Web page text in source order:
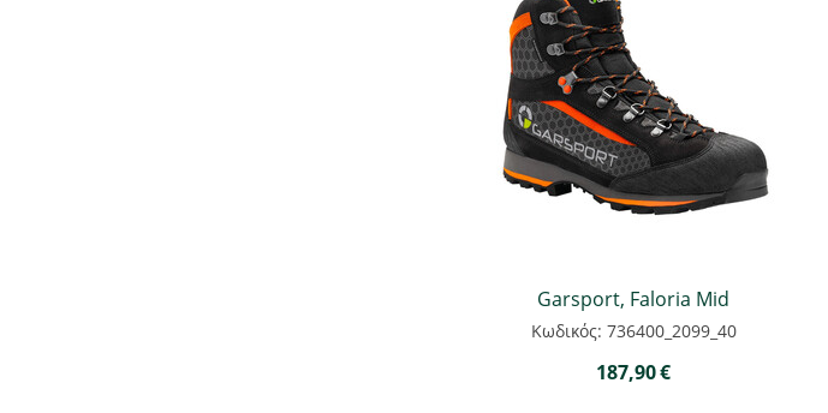
Garsport, Faloria Mid
Κωδικός: 736400_2099_40
187,90€